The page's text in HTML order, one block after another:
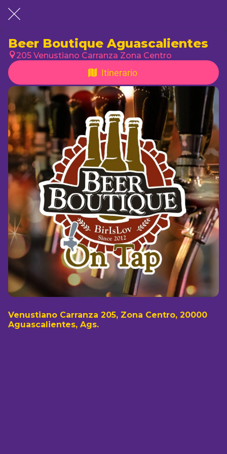
Beer Boutique Aguascalientes
205 Venustiano Carranza Zona Centro
Itinerario
Venustiano Carranza 205, Zona Centro, 20000
Aguascalientes, Ags.